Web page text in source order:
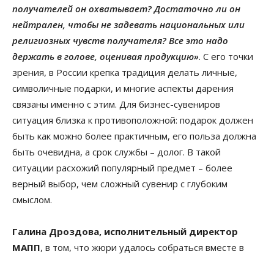
получателей он охватывает? Достаточно ли он
нейтрален, чтобы не задевать национальных или
религиозных чувств получателя? Все это надо
держать в голове, оценивая продукцию». С его точки
зрения, в России крепка традиция делать личные,
символичные подарки, и многие аспекты дарения
связаны именно с этим. Для бизнес-сувениров
ситуация близка к противоположной: подарок должен
быть как можно более практичным, его польза должна
быть очевидна, а срок службы – долог. В такой
ситуации расхожий популярный предмет – более
верный выбор, чем сложный сувенир с глубоким
смыслом.
Галина Дроздова, исполнительный директор
МАПП, в том, что жюри удалось собраться вместе в